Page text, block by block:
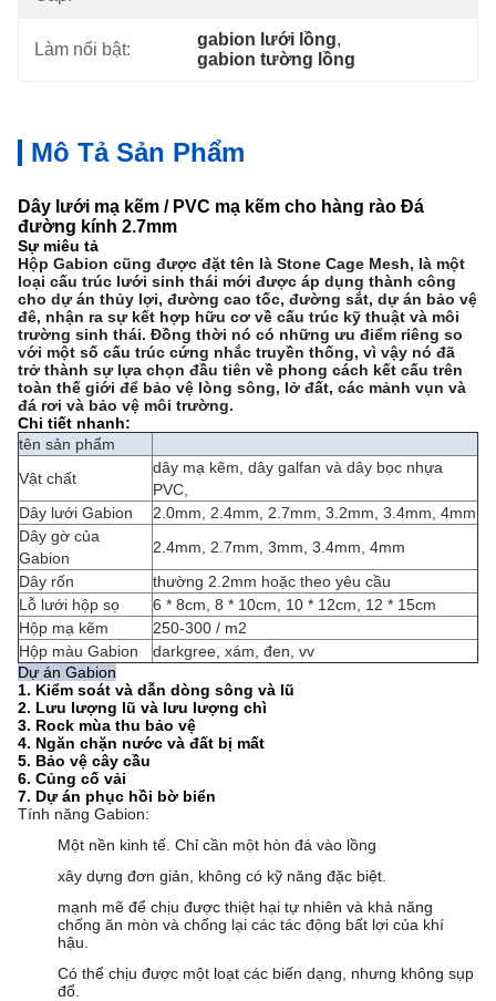
Làm nổi bật:
gabion lưới lồng,
gabion tường lồng
Mô Tả Sản Phẩm
Dây lưới mạ kẽm / PVC mạ kẽm cho hàng rào Đá
đường kính 2.7mm
Sự miêu tả
Hộp Gabion cũng được đặt tên là Stone Cage Mesh, là một
loại cấu trúc lưới sinh thái mới được áp dụng thành công
cho dự án thủy lợi, đường cao tốc, đường sắt, dự án bảo vệ
đê, nhận ra sự kết hợp hữu cơ về cấu trúc kỹ thuật và môi
trường sinh thái. Đồng thời nó có những ưu điểm riêng so
với một số cấu trúc cứng nhắc truyền thống, vì vậy nó đã
trở thành sự lựa chọn đầu tiên về phong cách kết cấu trên
toàn thế giới để bảo vệ lòng sông, lở đất, các mảnh vụn và
đá rơi và bảo vệ môi trường.
Chi tiết nhanh:
tên sản phẩm
Vật chất
dây mạ kẽm, dây galfan và dây bọc nhựa
PVC,
Dây lưới Gabion
2.0mm, 2.4mm, 2.7mm, 3.2mm, 3.4mm, 4mm
Dây gờ của
Gabion
2.4mm, 2.7mm, 3mm, 3.4mm, 4mm
Dây rốn
thường 2.2mm hoặc theo yêu cầu
Lỗ lưới hộp sọ
6 * 8cm, 8 * 10cm, 10 * 12cm, 12 * 15cm
Hộp mạ kẽm
250-300 / m2
Hộp màu Gabion
darkgree, xám, đen, vv
Dự án Gabion
1. Kiểm soát và dẫn dòng sông và lũ
2. Lưu lượng lũ và lưu lượng chì
3. Rock mùa thu bảo vệ
4. Ngăn chặn nước và đất bị mất
5. Bảo vệ cây cầu
6. Củng cố vải
7. Dự án phục hồi bờ biển
Tính năng Gabion:
Một nền kinh tế. Chỉ cần một hòn đá vào lồng
xây dựng đơn giản, không có kỹ năng đặc biệt.
mạnh mẽ để chịu được thiệt hại tự nhiên và khả năng
chống ăn mòn và chống lại các tác động bất lợi của khí
hậu.
Có thể chịu được một loạt các biến dạng, nhưng không sụp
đổ.